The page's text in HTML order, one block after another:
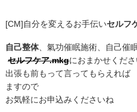
[CM]自分を変えるお手伝いセルフ
自己整体、氣功催眠施術、自己催
セルフケア.mkgにおまかせくださ
出張も前もって言ってもらえれ
ますので
お気軽にお申込みくださいね